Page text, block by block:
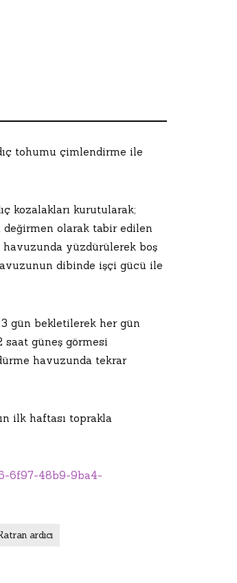
tohumu çimlendirme ile
kozalakları kurutularak;
değirmen olarak tabir edilen
yüzdürülerek boş
dibinde işçi gücü ile
3 gün bekletilerek her gün
saat güneş görmesi
havuzunda tekrar
ilk haftası toprakla
6f97-48b9-9ba4-
ardıcı